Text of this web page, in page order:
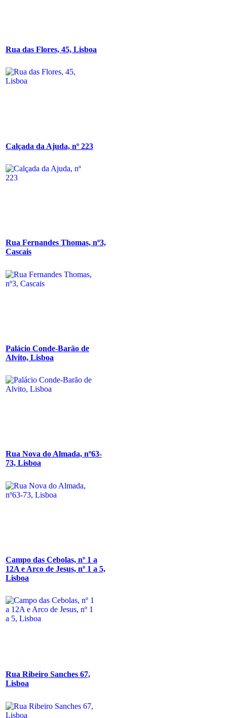
Rua das Flores, 45, Lisboa
Calçada da Ajuda, nº 223
Rua Fernandes Thomas, nº3,
Cascais
Palácio Conde-Barão de
Alvito, Lisboa
Rua Nova do Almada, nº63-
73, Lisboa
Campo das Cebolas, nº 1 a
12A e Arco de Jesus, nº 1 a 5,
Lisboa
Rua Ribeiro Sanches 67,
Lisboa